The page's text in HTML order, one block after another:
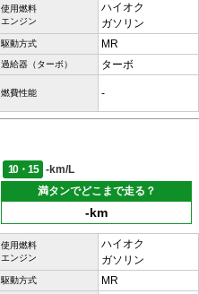
使用燃料
エンジン
ハイオク
ガソリン
駆動方式 MR
過給器（ターボ） ターボ
燃費性能 -
10・15
-km/L
満タンでどこまで走る？
-km
使用燃料
エンジン
ハイオク
ガソリン
駆動方式 MR